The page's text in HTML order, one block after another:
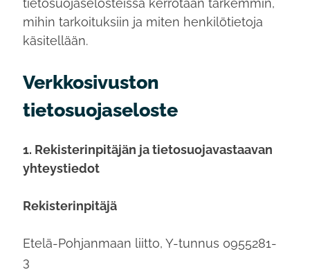
tietosuojaselosteissa kerrotaan tarkemmin,
mihin tarkoituksiin ja miten henkilötietoja
käsitellään.
Verkkosivuston
tietosuojaseloste
1. Rekisterinpitäjän ja tietosuojavastaavan
yhteystiedot
Rekisterinpitäjä
Etelä-Pohjanmaan liitto, Y-tunnus 0955281-
3